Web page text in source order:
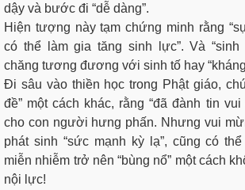
dậy và bước đi “dễ dàng”.
Hiện tượng này tạm chứng minh rằng
có thể làm gia tăng sinh lực”. Và “sinh
chăng tương đương với sinh tố hay “kháng
Đi sâu vào thiền học trong Phật giáo,
đề” một cách khác, rằng “đã đành tin
cho con người hưng phấn. Nhưng vui
phát sinh “sức mạnh kỳ lạ”, cũng có
miễn nhiễm trở nên “bùng nổ” một cách
nội lực!